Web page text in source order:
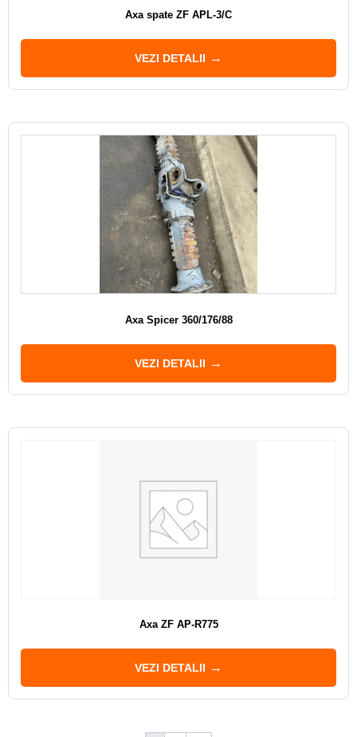
Axa spate ZF APL-3/C
VEZI DETALII
Axa Spicer 360/176/88
VEZI DETALII
Axa ZF AP-R775
VEZI DETALII